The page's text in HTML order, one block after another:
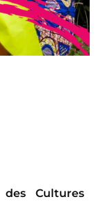
des Cultures